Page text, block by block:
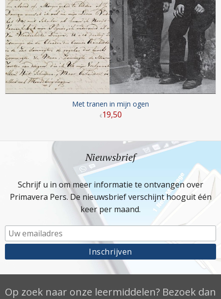
Met tranen in mijn ogen
€19,50
Nieuwsbrief
Schrijf u in om meer informatie te ontvangen over
Primavera Pers. De nieuwsbrief verschijnt hooguit één
keer per maand.
Op zoek naar onze leermiddelen? Bezoek dan